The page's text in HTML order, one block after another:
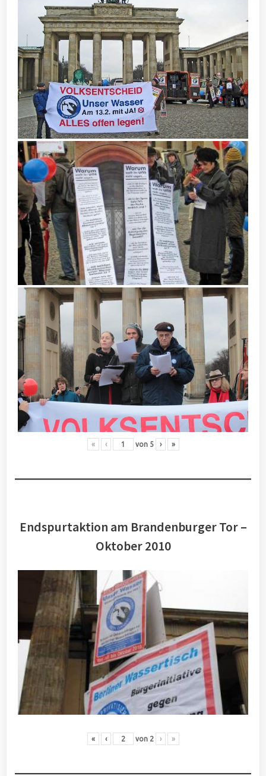
« ‹ von 5 › »
Endspurtaktion am Brandenburger Tor –
Oktober 2010
« ‹ von 2 › »